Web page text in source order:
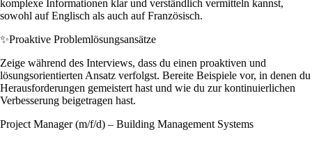
komplexe Informationen klar und verständlich vermitteln kannst,
sowohl auf Englisch als auch auf Französisch.
✨Proaktive Problemlösungsansätze
Zeige während des Interviews, dass du einen proaktiven und
lösungsorientierten Ansatz verfolgst. Bereite Beispiele vor, in denen du
Herausforderungen gemeistert hast und wie du zur kontinuierlichen
Verbesserung beigetragen hast.
Project Manager (m/f/d) – Building Management Systems